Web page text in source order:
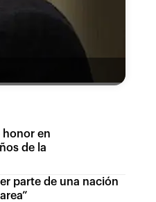
honor en
de la
parte de una nación